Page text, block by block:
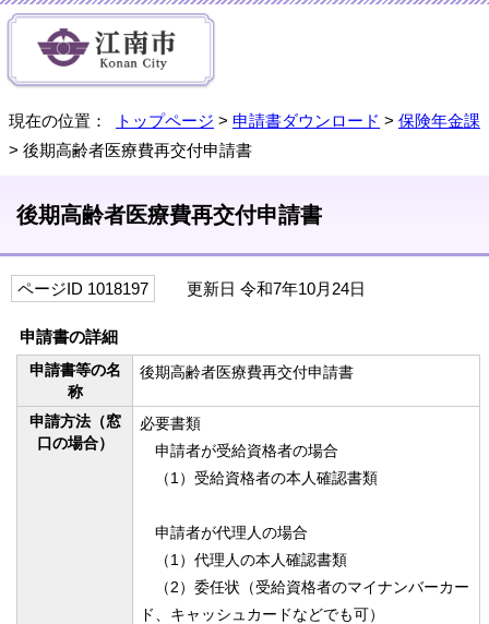
現在の位置： トップページ > 申請書ダウンロード > 保険年金課
> 後期高齢者医療費再交付申請書
後期高齢者医療費再交付申請書
ページID 1018197 更新日 令和7年10月24日
申請書の詳細
申請書等の名
称
後期高齢者医療費再交付申請書
申請方法（窓
口の場合）
必要書類
申請者が受給資格者の場合
（1）受給資格者の本人確認書類
申請者が代理人の場合
（1）代理人の本人確認書類
（2）委任状（受給資格者のマイナンバーカー
ド、キャッシュカードなどでも可）